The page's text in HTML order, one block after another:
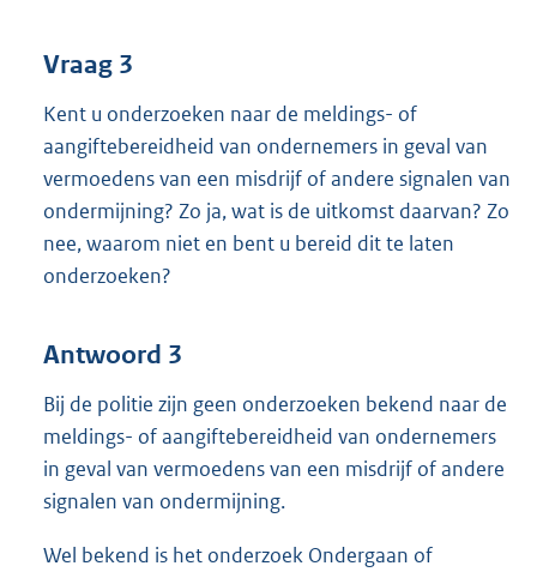
Vraag 3
Kent u onderzoeken naar de meldings- of
aangiftebereidheid van ondernemers in geval van
vermoedens van een misdrijf of andere signalen van
ondermijning? Zo ja, wat is de uitkomst daarvan? Zo
nee, waarom niet en bent u bereid dit te laten
onderzoeken?
Antwoord 3
Bij de politie zijn geen onderzoeken bekend naar de
meldings- of aangiftebereidheid van ondernemers
in geval van vermoedens van een misdrijf of andere
signalen van ondermijning.
Wel bekend is het onderzoek Ondergaan of